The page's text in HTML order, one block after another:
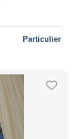
Particulier